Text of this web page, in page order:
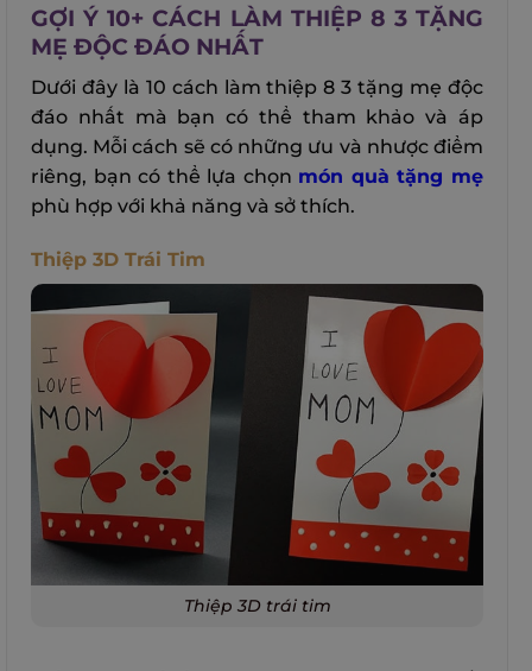
GỢI Ý 10+ CÁCH LÀM THIỆP 8 3 TẶNG
MẸ ĐỘC ĐÁO NHẤT
Dưới đây là 10 cách làm thiệp 8 3 tặng mẹ độc
đáo nhất mà bạn có thể tham khảo và áp
dụng. Mỗi cách sẽ có những ưu và nhược điểm
riêng, bạn có thể lựa chọn món quà tặng mẹ
phù hợp với khả năng và sở thích.
Thiệp 3D Trái Tim
Thiệp 3D trái tim